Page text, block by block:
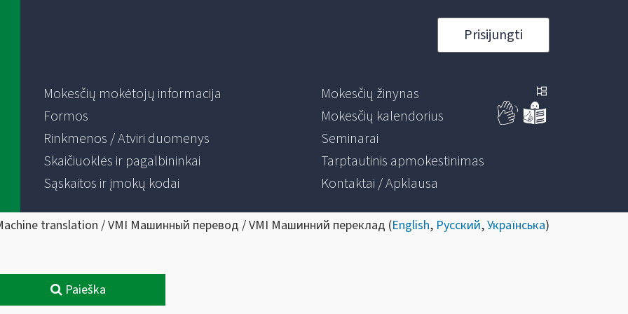
Prisijungti
Mokesčių mokėtojų informacija
Formos
Rinkmenos / Atviri duomenys
Skaičiuoklės ir pagalbininkai
Sąskaitos ir įmokų kodai
Mokesčių žinynas
Mokesčių kalendorius
Seminarai
Tarptautinis apmokestinimas
Kontaktai / Apklausa
translation / VMI Машинный перевод / VMI Машинний переклад (English, Русский,Українська)
Paieška